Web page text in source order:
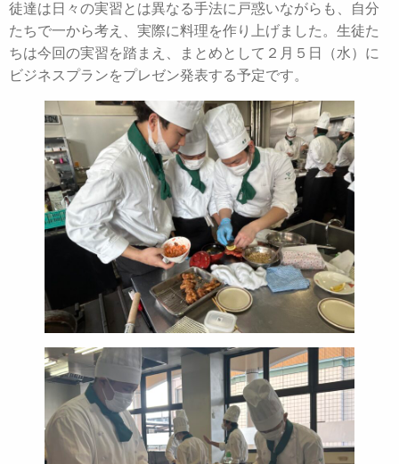
徒達は日々の実習とは異なる手法に戸惑いながらも、自分
たちで一から考え、実際に料理を作り上げました。生徒た
ちは今回の実習を踏まえ、まとめとして２月５日（水）に
ビジネスプランをプレゼン発表する予定です。